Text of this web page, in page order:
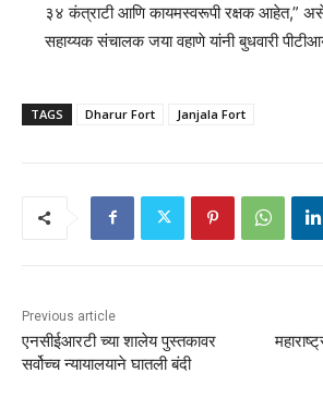
३४ कंत्राटी आणि कायमस्वरूपी रक्षक आहेत,” असे
सहाय्यक संचालक जया वहाणे यांनी बुधवारी
TAGS Dharur Fort Janjala Fort
Previous article
एनसीईआरटी च्या शालेय पुस्तकावर
सर्वोच्च न्यायालयाने घातली बंदी